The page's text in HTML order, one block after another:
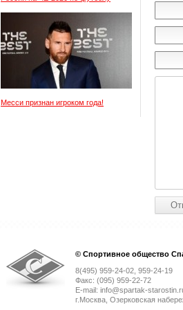
Месси признан игроком года!
© Спортивное общество
8(495) 959-24-02, 959-24-19
Факс: (095) 959-22-72
E-mail: info@spartak-
г.Москва, Озерковская